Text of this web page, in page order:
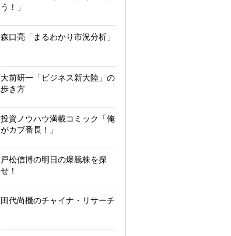
う！」
森口亮「まるわかり市況分析」
大前研一「ビジネス新大陸」の
歩き方
投資ノウハウ満載コミック「俺
がカブ番長！」
戸松信博の明日の爆騰株を探
せ！
田代尚機のチャイナ・リサーチ